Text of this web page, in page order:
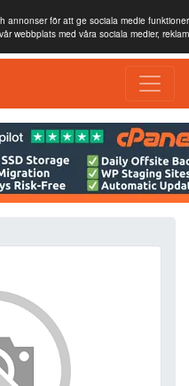
annonser för att ge sociala medie
webbplats med våra sociala medier,